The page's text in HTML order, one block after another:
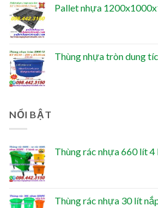
Pallet nhựa
Thùng nhựa tròn dung
NỔI BẬT
Thùng rác nhựa 660 lít 4
Thùng rác nhựa 30 lít